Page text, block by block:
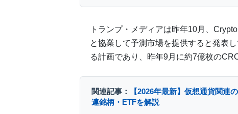
トランプ・メディアは昨年10月、
と協業して予測市場を提供すると発表
る計画であり、昨年9月に約7億枚の
関連記事：
【2026年最新】仮想通貨関連
連銘柄・ETFを解説